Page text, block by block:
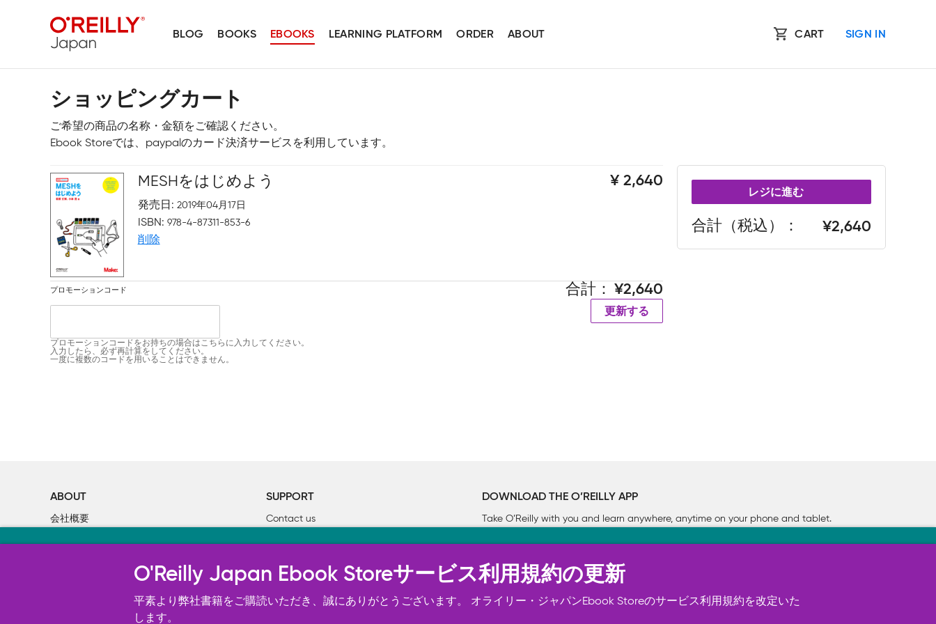
BLOG BOOKS EBOOKS LEARNING PLATFORM ORDER ABOUT CART SIGN IN
ショッピングカート
ご希望の商品の名称・金額をご確認ください。
Ebook Storeでは、paypalのカード決済サービスを利用しています。
MESHをはじめよう
発売日 2019年04月17日
ISBN 978-4-87311-853-6
削除
2,640
プロモーションコード
プロモーションコードをお持ちの場合はこちらに入力してください。
入力したら、必ず再計算をしてください。
一度に複数のコードを用いることはできません。
合計 2,640
更新する
レジに進む
合計（税込） 2,640
ABOUT
会社概要
SUPPORT
Contact us
DOWNLOAD THE O’REILLY APP
Take O’Reilly with you and learn anywhere, anytime on your phone and tablet.
オライリー・ジャパンのWeb サイトは正常に機能するためにいくつかの Cookie を必要とします（必須）。 このほか、サイト使用状
況の分析、ユーザー・エクスペリエンスの向上、広告宣伝のために、お客様の同意を得て、その他の Cookie を使用することがありま
す。 詳細については
O'Reilly Japan Ebook Storeサービス利用規約の更新
平素より弊社書籍をご購読いただき、誠にありがとうございます。 オライリー・ジャパンEbook Storeのサービス利用規約を改定いた
します。